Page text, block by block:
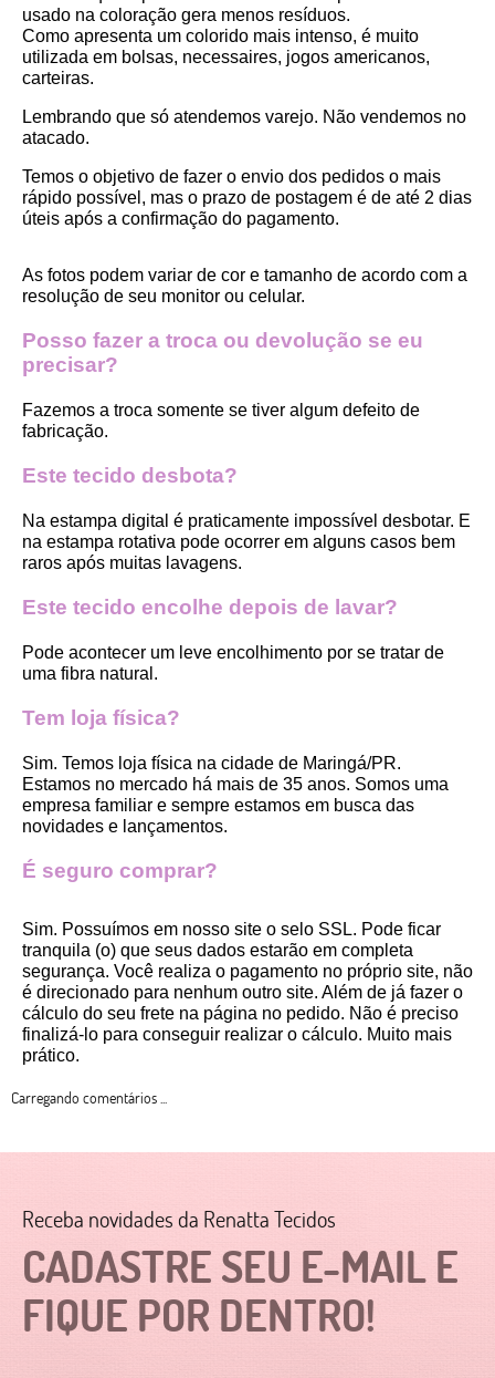
usado na coloração gera menos resíduos.
Como apresenta um colorido mais intenso, é muito
utilizada em bolsas, necessaires, jogos americanos,
carteiras.
Lembrando que só atendemos varejo. Não vendemos no
atacado.
Temos o objetivo de fazer o envio dos pedidos o mais
rápido possível, mas o prazo de postagem é de até 2 dias
úteis após a confirmação do pagamento.
As fotos podem variar de cor e tamanho de acordo com a
resolução de seu monitor ou celular.
Posso fazer a troca ou devolução se eu
precisar?
Fazemos a troca somente se tiver algum defeito de
fabricação.
Este tecido desbota?
Na estampa digital é praticamente impossível desbotar. E
na estampa rotativa pode ocorrer em alguns casos bem
raros após muitas lavagens.
Este tecido encolhe depois de lavar?
Pode acontecer um leve encolhimento por se tratar de
uma fibra natural.
Tem loja física?
Sim. Temos loja física na cidade de Maringá/PR.
Estamos no mercado há mais de 35 anos. Somos uma
empresa familiar e sempre estamos em busca das
novidades e lançamentos.
É seguro comprar?
Sim. Possuímos em nosso site o selo SSL. Pode ficar
tranquila (o) que seus dados estarão em completa
segurança. Você realiza o pagamento no próprio site, não
é direcionado para nenhum outro site. Além de já fazer o
cálculo do seu frete na página no pedido. Não é preciso
finalizá-lo para conseguir realizar o cálculo. Muito mais
prático.
Carregando comentários ...
CADASTRE SEU E-MAIL E
FIQUE POR DENTRO!
Receba novidades da Renatta Tecidos